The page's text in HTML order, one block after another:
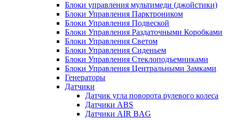
Блоки управления мультимеди (джойстики)
Блоки Управления Парктроником
Блоки Управления Подвеской
Блоки Управления Раздаточными Коробками
Блоки Управления Светом
Блоки Управления Сиденьем
Блоки Управления Стеклоподъемниками
Блоки Управления Центральными Замками
Генераторы
Датчики
Датчик угла поворота рулевого колеса
Датчики ABS
Датчики AIR BAG